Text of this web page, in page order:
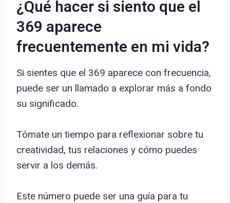
¿Qué hacer si siento que el
369 aparece
frecuentemente en mi vida?
Si sientes que el 369 aparece con frecuencia,
puede ser un llamado a explorar más a fondo
su significado.
Tómate un tiempo para reflexionar sobre tu
creatividad, tus relaciones y cómo puedes
servir a los demás.
Este número puede ser una guía para tu